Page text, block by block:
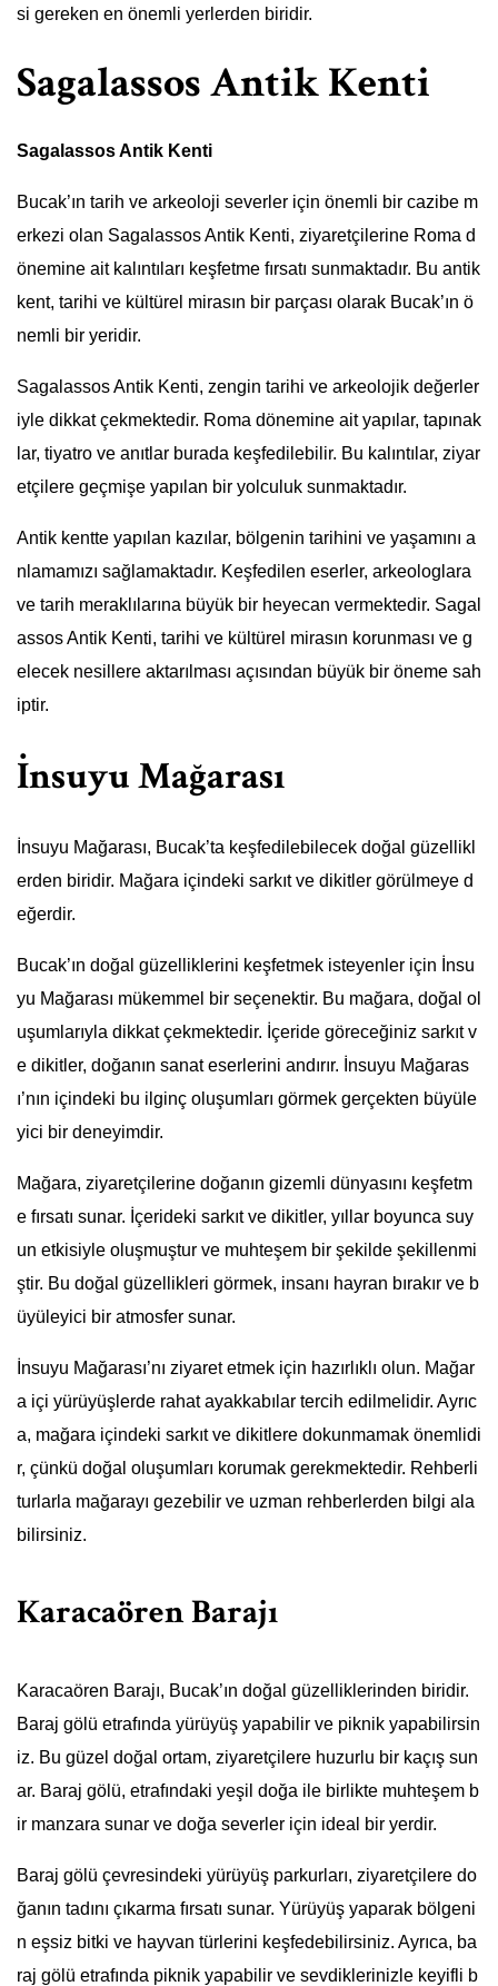
si gereken en önemli yerlerden biridir.
Sagalassos Antik Kenti
Sagalassos Antik Kenti
Bucak’ın tarih ve arkeoloji severler için önemli bir cazibe m
erkezi olan Sagalassos Antik Kenti, ziyaretçilerine Roma d
önemine ait kalıntıları keşfetme fırsatı sunmaktadır. Bu antik
kent, tarihi ve kültürel mirasın bir parçası olarak Bucak’ın ö
nemli bir yeridir.
Sagalassos Antik Kenti, zengin tarihi ve arkeolojik değerler
iyle dikkat çekmektedir. Roma dönemine ait yapılar, tapınak
lar, tiyatro ve anıtlar burada keşfedilebilir. Bu kalıntılar, ziyar
etçilere geçmişe yapılan bir yolculuk sunmaktadır.
Antik kentte yapılan kazılar, bölgenin tarihini ve yaşamını a
nlamamızı sağlamaktadır. Keşfedilen eserler, arkeologlara
ve tarih meraklılarına büyük bir heyecan vermektedir. Sagal
assos Antik Kenti, tarihi ve kültürel mirasın korunması ve g
elecek nesillere aktarılması açısından büyük bir öneme sah
iptir.
İnsuyu Mağarası
İnsuyu Mağarası, Bucak’ta keşfedilebilecek doğal güzellikl
erden biridir. Mağara içindeki sarkıt ve dikitler görülmeye d
eğerdir.
Bucak’ın doğal güzelliklerini keşfetmek isteyenler için İnsu
yu Mağarası mükemmel bir seçenektir. Bu mağara, doğal ol
uşumlarıyla dikkat çekmektedir. İçeride göreceğiniz sarkıt v
e dikitler, doğanın sanat eserlerini andırır. İnsuyu Mağaras
ı’nın içindeki bu ilginç oluşumları görmek gerçekten büyüle
yici bir deneyimdir.
Mağara, ziyaretçilerine doğanın gizemli dünyasını keşfetm
e fırsatı sunar. İçerideki sarkıt ve dikitler, yıllar boyunca suy
un etkisiyle oluşmuştur ve muhteşem bir şekilde şekillenmi
ştir. Bu doğal güzellikleri görmek, insanı hayran bırakır ve b
üyüleyici bir atmosfer sunar.
İnsuyu Mağarası’nı ziyaret etmek için hazırlıklı olun. Mağar
a içi yürüyüşlerde rahat ayakkabılar tercih edilmelidir. Ayrıc
a, mağara içindeki sarkıt ve dikitlere dokunmamak önemlidi
r, çünkü doğal oluşumları korumak gerekmektedir. Rehberli
turlarla mağarayı gezebilir ve uzman rehberlerden bilgi ala
bilirsiniz.
Karacaören Barajı
Karacaören Barajı, Bucak’ın doğal güzelliklerinden biridir.
Baraj gölü etrafında yürüyüş yapabilir ve piknik yapabilirsin
iz. Bu güzel doğal ortam, ziyaretçilere huzurlu bir kaçış sun
ar. Baraj gölü, etrafındaki yeşil doğa ile birlikte muhteşem b
ir manzara sunar ve doğa severler için ideal bir yerdir.
Baraj gölü çevresindeki yürüyüş parkurları, ziyaretçilere do
ğanın tadını çıkarma fırsatı sunar. Yürüyüş yaparak bölgeni
n eşsiz bitki ve hayvan türlerini keşfedebilirsiniz. Ayrıca, ba
raj gölü etrafında piknik yapabilir ve sevdiklerinizle keyifli b